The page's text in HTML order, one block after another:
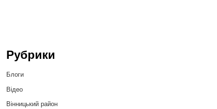
Рубрики
Блоги
Відео
Вінницький район